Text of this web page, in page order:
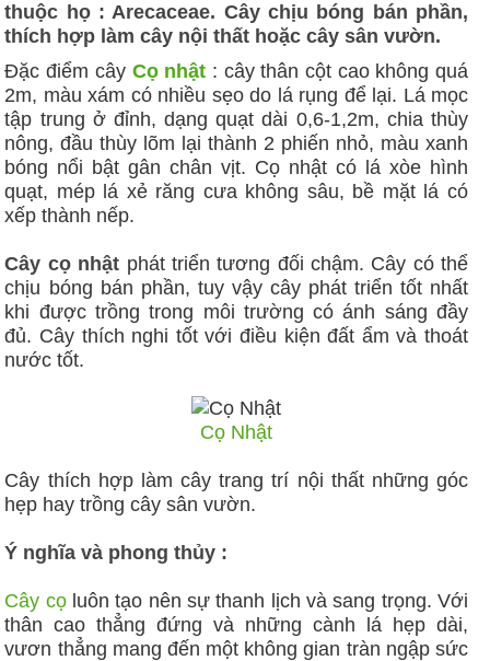
thuộc họ : Arecaceae. Cây chịu bóng bán phần,
thích hợp làm cây nội thất hoặc cây sân vườn.
Đặc điểm cây Cọ nhật : cây thân cột cao không quá
2m, màu xám có nhiều sẹo do lá rụng để lại. Lá mọc
tập trung ở đỉnh, dạng quạt dài 0,6-1,2m, chia thùy
nông, đầu thùy lõm lại thành 2 phiến nhỏ, màu xanh
bóng nổi bật gân chân vịt. Cọ nhật có lá xòe hình
quạt, mép lá xẻ răng cưa không sâu, bề mặt lá có
xếp thành nếp.
Cây cọ nhật phát triển tương đối chậm. Cây có thể
chịu bóng bán phần, tuy vậy cây phát triển tốt nhất
khi được trồng trong môi trường có ánh sáng đầy
đủ. Cây thích nghi tốt với điều kiện đất ẩm và thoát
nước tốt.
Cọ Nhật
Cây thích hợp làm cây trang trí nội thất những góc
hẹp hay trồng cây sân vườn.
Ý nghĩa và phong thủy :
Cây cọluôn tạo nên sự thanh lịch và sang trọng. Với
thân cao thẳng đứng và những cành lá hẹp dài,
vươn thẳng mang đến một không gian tràn ngập sức